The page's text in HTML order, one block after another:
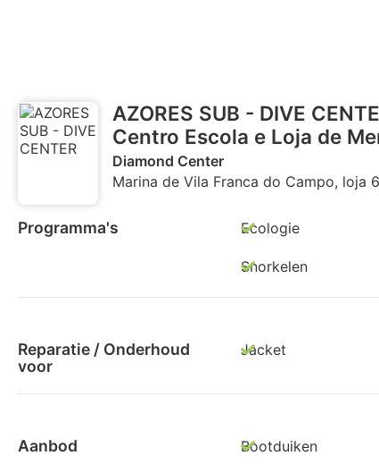
AZORES SUB - DIVE
Centro Escola e Loja de
Diamond Center
Marina de Vila Franca do Campo, loja
Programma's Ecologie
Snorkelen
Reparatie / Onderhoud
voor
Jacket
Aanbod Bootduiken